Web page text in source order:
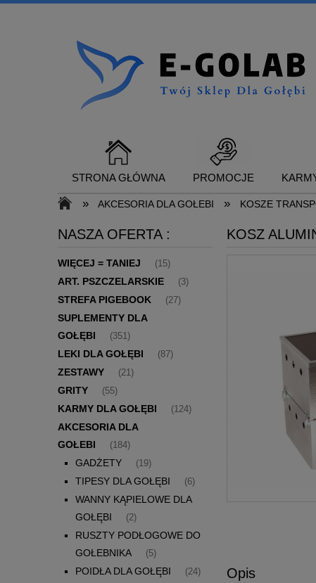
STRONA GŁÓWNA PROMOCJE
SUPLEMENTY DLA GOŁĘBI KONTAKT
» AKCESORIA DLA GOŁEBI » KOSZE
NASZA OFERTA :
WIĘCEJ = TANIEJ (15)
ART. PSZCZELARSKIE (3)
STREFA PIGEBOOK (27)
SUPLEMENTY DLA
GOŁĘBI
(351)
LEKI DLA GOŁĘBI (87)
ZESTAWY (21)
GRITY (55)
KARMY DLA GOŁĘBI (124)
AKCESORIA DLA
GOŁEBI
(184)
GADŻETY (19)
TIPESY DLA GOŁĘBI (6)
WANNY KĄPIELOWE DLA
GOŁĘBI
(2)
RUSZTY PODŁOGOWE DO
GOŁEBNIKA
(5)
POIDŁA DLA GOŁĘBI (24)
KOSZ
Opis